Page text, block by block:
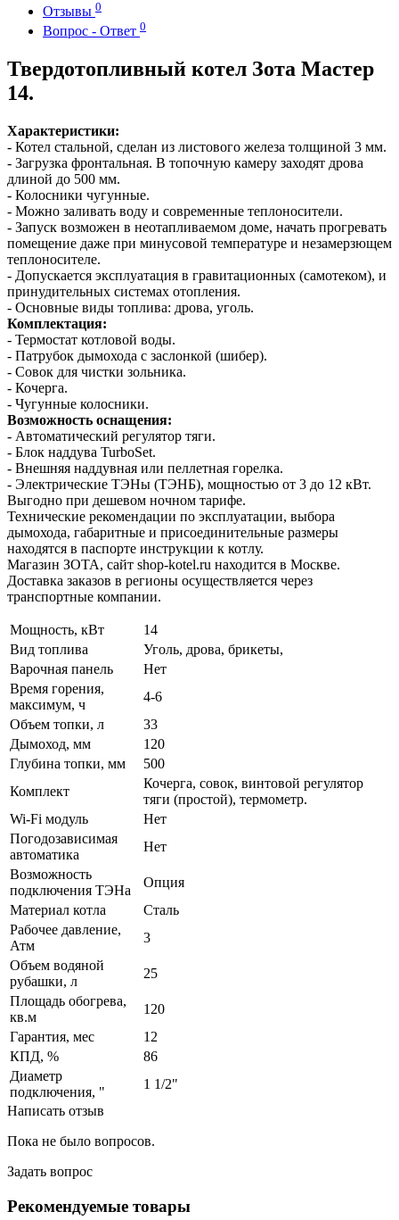
Отзывы 0
Вопрос - Ответ 0
Твердотопливный котел Зота Мастер
14.
Характеристики:
- Котел стальной, сделан из листового железа толщиной 3 мм.
- Загрузка фронтальная. В топочную камеру заходят дрова
длиной до 500 мм.
- Колосники чугунные.
- Можно заливать воду и современные теплоносители.
- Запуск возможен в неотапливаемом доме, начать прогревать
помещение даже при минусовой температуре и незамерзющем
теплоносителе.
- Допускается эксплуатация в гравитационных (самотеком), и
принудительных системах отопления.
- Основные виды топлива: дрова, уголь.
Комплектация:
- Термостат котловой воды.
- Патрубок дымохода с заслонкой (шибер).
- Совок для чистки зольника.
- Кочерга.
- Чугунные колосники.
Возможность оснащения:
- Автоматический регулятор тяги.
- Блок наддува TurboSet.
- Внешняя наддувная или пеллетная горелка.
- Электрические ТЭНы (ТЭНБ), мощностью от 3 до 12 кВт.
Выгодно при дешевом ночном тарифе.
Технические рекомендации по эксплуатации, выбора
дымохода, габаритные и присоединительные размеры
находятся в паспорте инструкции к котлу.
Магазин ЗОТА, сайт shop-kotel.ru находится в Москве.
Доставка заказов в регионы осуществляется через
транспортные компании.
Мощность, кВт
14
Вид топлива
Уголь, дрова, брикеты,
Варочная панель
Нет
Время горения,
максимум, ч
4-6
Объем топки, л
33
Дымоход, мм
120
Глубина топки, мм
500
Комплект
Кочерга, совок, винтовой регулятор
тяги (простой), термометр.
Wi-Fi модуль
Нет
Погодозависимая
автоматика
Нет
Возможность
подключения ТЭНа
Опция
Материал котла
Сталь
Рабочее давление,
Атм
3
Объем водяной
рубашки, л
25
Площадь обогрева,
кв.м
120
Гарантия, мес
12
КПД, %
86
Диаметр
подключения, "
1 1/2"
Написать отзыв
Пока не было вопросов.
Задать вопрос
Рекомендуемые товары